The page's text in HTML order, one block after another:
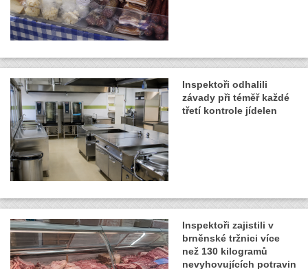
Inspektoři odhalili
závady při téměř každé
třetí kontrole jídelen
Inspektoři zajistili v
brněnské tržnici více
než 130 kilogramů
nevyhovujících potravin